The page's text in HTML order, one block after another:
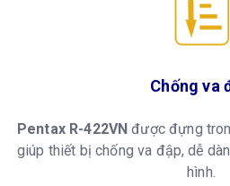
Chống va
Pentax R-422VN được đựng
giúp thiết bị chống va đập, dễ
hình.